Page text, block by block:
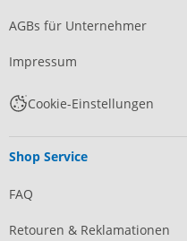
AGBs für Unternehmer
Impressum
Cookie-Einstellungen
Shop Service
FAQ
Retouren & Reklamationen